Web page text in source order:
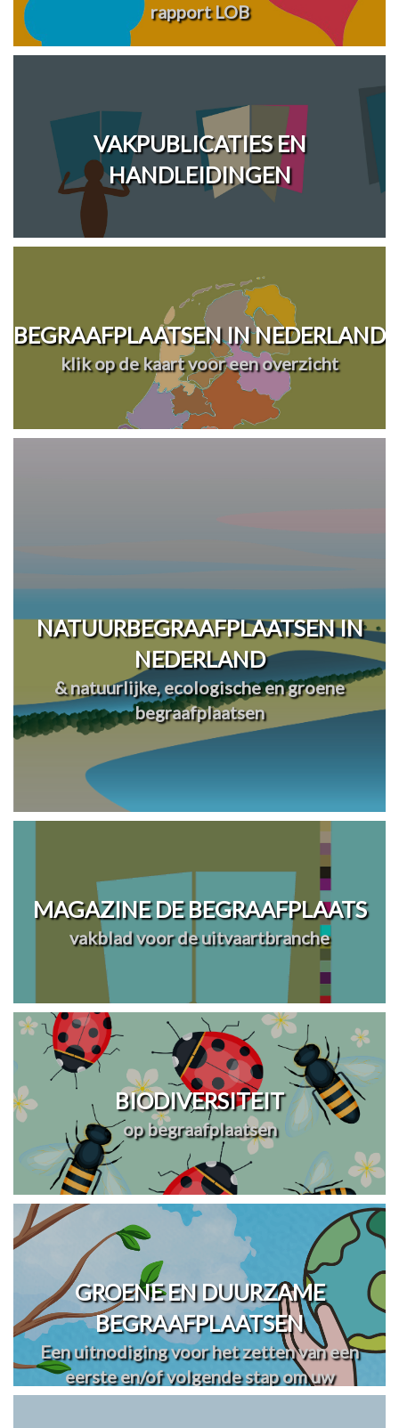
rapport LOB
VAKPUBLICATIES EN
HANDLEIDINGEN
BEGRAAFPLAATSEN IN NEDERLAND
klik op de kaart voor een overzicht
NATUURBEGRAAFPLAATSEN IN
NEDERLAND
& natuurlijke, ecologische en groene
begraafplaatsen
MAGAZINE DE BEGRAAFPLAATS
vakblad voor de uitvaartbranche
BIODIVERSITEIT
op begraafplaatsen
GROENE EN DUURZAME
BEGRAAFPLAATSEN
Een uitnodiging voor het zetten van een
eerste en/of volgende stap om uw
begraafplaats(en) te vergroenen en